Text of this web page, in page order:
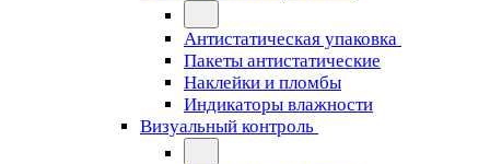
Антистатическая упаковка
Пакеты антистатические
Наклейки и пломбы
Индикаторы влажности
Визуальный контроль